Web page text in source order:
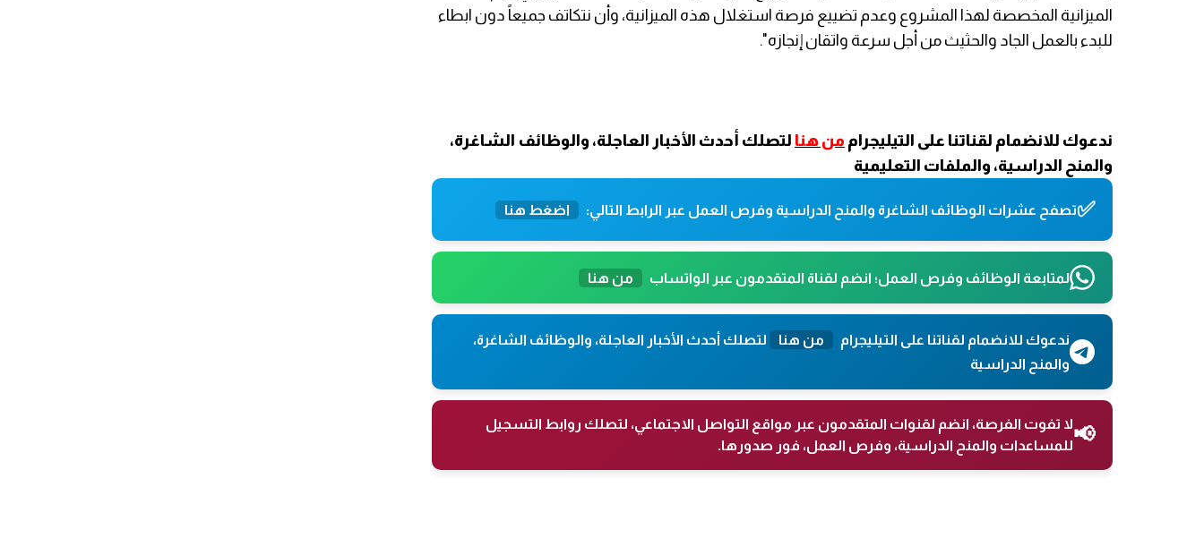
الميزانية المخصصة لهذا المشروع وعدم تضييع فرصة استغلال هذه الميزانية، وأن نتكاتف جميعاً دون ابطاء
للبدء بالعمل الجاد والحثيث من أجل سرعة واتقان إنجازه".
ندعوك للانضمام لقناتنا على التيليجرام من هنا لتصلك أحدث الأخبار العاجلة، والوظائف الشاغرة،
والمنح الدراسية، والملفات التعليمية
✅تصفح عشرات الوظائف الشاغرة والمنح الدراسية وفرص العمل عبر الرابط التالي: اضغط هنا
لمتابعة الوظائف وفرص العمل؛ انضم لقناة المتقدمون عبر الواتساب من هنا
ندعوك للانضمام لقناتنا على التيليجرام من هنا
لتصلك أحدث الأخبار العاجلة، والوظائف الشاغرة،
والمنح الدراسية
📢لا تفوت الفرصة، انضم لقنوات المتقدمون عبر مواقع التواصل الاجتماعي، لتصلك روابط التسجيل
للمساعدات والمنح الدراسية، وفرص العمل، فور صدورها.